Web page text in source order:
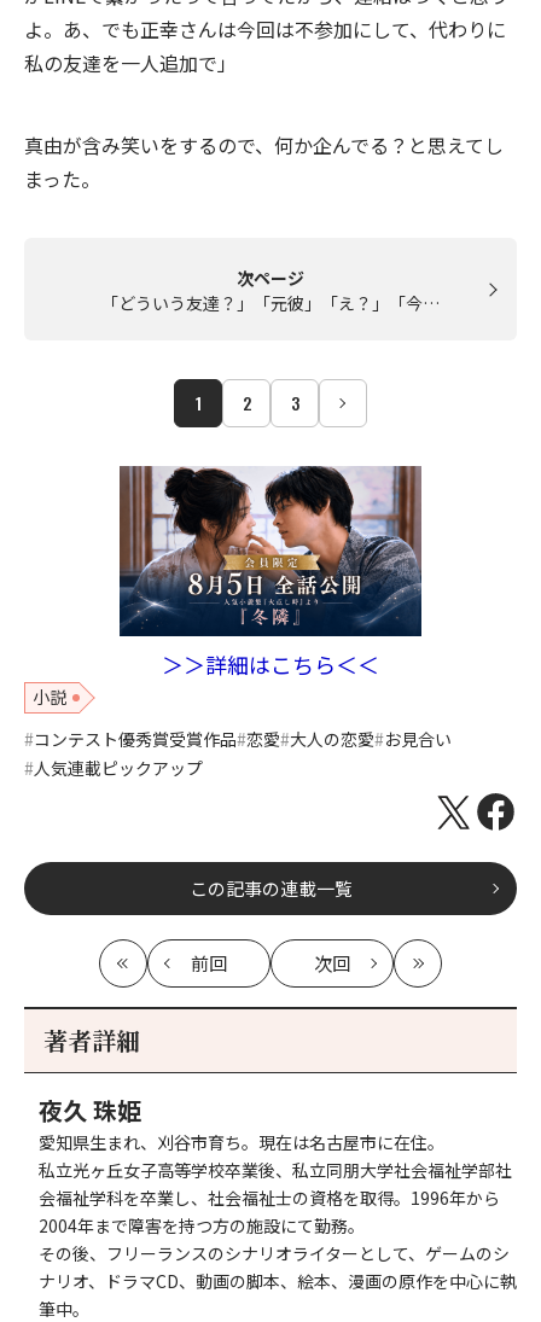
よ。あ、でも正幸さんは今回は不参加にして、代わりに
私の友達を一人追加で」
真由が含み笑いをするので、何か企んでる？と思えてし
まった。
次ページ
「どういう友達？」「元彼」「え？」「今…
1 2 3
＞＞詳細はこちら＜＜
小説
コンテスト優秀賞受賞作品 恋愛 大人の恋愛 お見合い
人気連載ピックアップ
この記事の連載一覧
最
初
前回
記
次回
記
最
新
著者詳細
夜久 珠姫
愛知県生まれ、刈谷市育ち。現在は名古屋市に在住。
私立光ヶ丘女子高等学校卒業後、私立同朋大学社会福祉学部社
会福祉学科を卒業し、社会福祉士の資格を取得。1996年から
2004年まで障害を持つ方の施設にて勤務。
その後、フリーランスのシナリオライターとして、ゲームのシ
ナリオ、ドラマCD、動画の脚本、絵本、漫画の原作を中心に執
筆中。